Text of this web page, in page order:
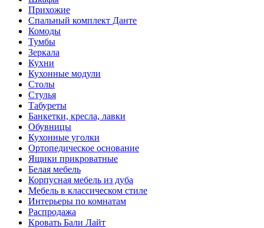
Прихожие
Спальный комплект Данте
Комоды
Тумбы
Зеркала
Кухни
Кухонные модули
Столы
Стулья
Табуреты
Банкетки, кресла, лавки
Обувницы
Кухонные уголки
Ортопедическое основание
Ящики прикроватные
Белая мебель
Корпусная мебель из дуба
Мебель в классическом стиле
Интерьеры по комнатам
Распродажа
Кровать Бали Лайт